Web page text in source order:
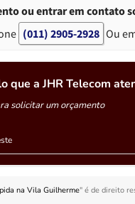
ou entrar em contato
(011) 2905-2928 Ou
que a JHR Telecom
solicitar um orçamento
na Vila Guilherme" é de direito